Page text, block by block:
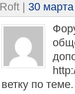
Roft | 30
ветку по теме.